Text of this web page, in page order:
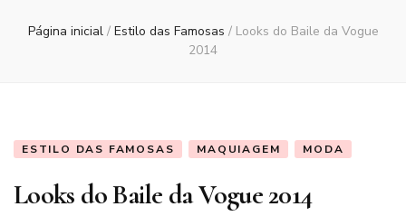
Página inicial / Estilo das Famosas / Looks do Baile da Vogue
2014
ESTILO DAS FAMOSAS MAQUIAGEM MODA
Looks do Baile da Vogue 2014